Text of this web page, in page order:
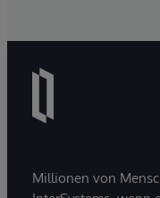
Millionen von